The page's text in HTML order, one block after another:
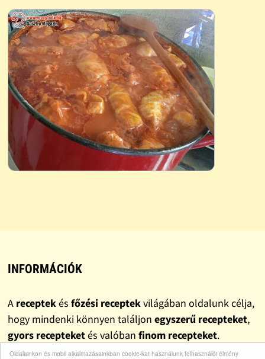
Oldalainkon és mobil alkalmazásainkban cookie-kat használunk felhasználói élmény
INFORMÁCIÓK
A receptekés főzési receptekvilágában oldalunk célja,
hogy mindenki könnyen találjon egyszerű recepteket,
gyors recepteketés valóban finom recepteket.
Gyűjteményünkben szerepelnek klasszikusházi